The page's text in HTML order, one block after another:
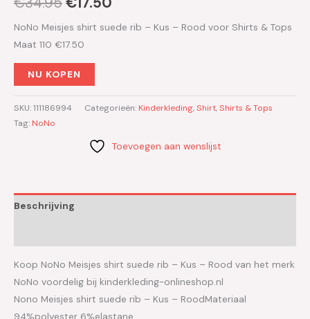
NoNo Meisjes shirt suede rib – Kus – Rood voor Shirts & Tops
Maat 110 €17.50
NU KOPEN
SKU:111186994 Categorieën: Kinderkleding,Shirt,Shirts & Tops
Tag: NoNo
Toevoegen aan wenslijst
Beschrijving
Koop NoNo Meisjes shirt suede rib – Kus – Rood van het merk
NoNo voordelig bij kinderkleding-onlineshop.nl
Nono Meisjes shirt suede rib – Kus – RoodMateriaal
94%polyester 6%elastane